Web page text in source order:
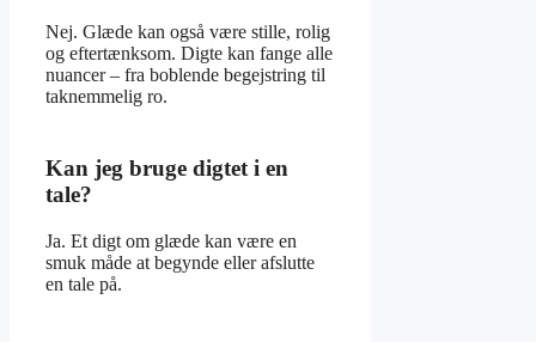
Nej. Glæde kan også være stille, rolig
og eftertænksom. Digte kan fange alle
nuancer – fra boblende begejstring til
taknemmelig ro.
Kan jeg bruge digtet i en
tale?
Ja. Et digt om glæde kan være en
smuk måde at begynde eller afslutte
en tale på.